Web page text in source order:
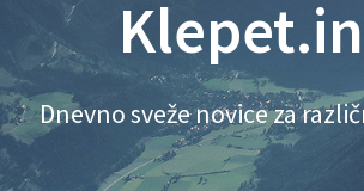
Dnevno sveže novice za